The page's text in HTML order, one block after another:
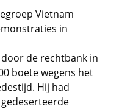
Vietnam
in
de rechtbank in
boete wegens het
Hij had